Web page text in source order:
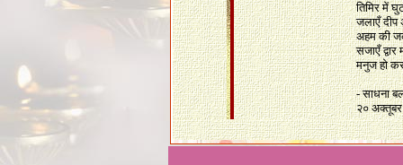
तिमिर में
जलाएँ दीप
अहम की
सजाएँ द्वार
मनुज हो
-साधना
२०